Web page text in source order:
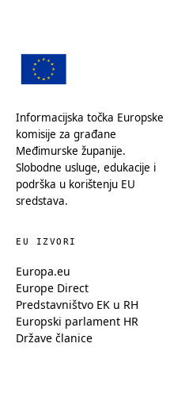
Informacijska točka Europske
komisije za građane
Međimurske županije.
Slobodne usluge, edukacije i
podrška u korištenju EU
sredstava.
EU IZVORI
Europa.eu
Europe Direct
Predstavništvo EK u RH
Europski parlament HR
Države članice